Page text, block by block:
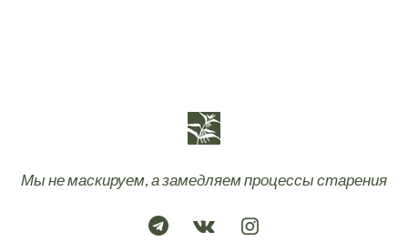
Мы не маскируем, а замедляем процессы старения